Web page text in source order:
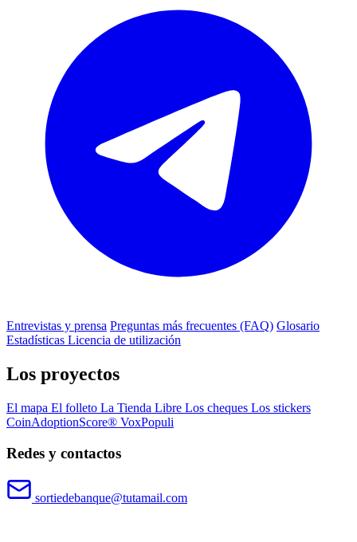
Entrevistas y prensa Preguntas más frecuentes (FAQ) Glosario
Estadísticas Licencia de utilización
Los proyectos
El mapa El folleto La Tienda Libre Los cheques Los stickers
CoinAdoptionScore® VoxPopuli
Redes y contactos
sortiedebanque@tutamail.com